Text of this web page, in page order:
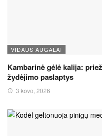
VIDAUS AUGALAI
Kambarinė gėlė kalija:
žydėjimo paslaptys
3 kovo, 2026